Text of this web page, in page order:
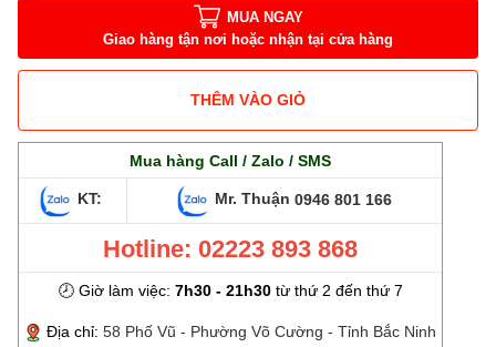
MUA NGAY
Giao hàng tận nơi hoặc nhận tại cửa hàng
THÊM VÀO GIỎ
Mua hàng Call / Zalo / SMS
KT: Mr. Thuận 0946 801 166
Hotline: 02223 893 868
🕗 Giờ làm việc: 7h30 - 21h30từ thứ 2 đến thứ 7
Địa chỉ: 58 Phố Vũ - Phường Võ Cường - Tỉnh Bắc Ninh